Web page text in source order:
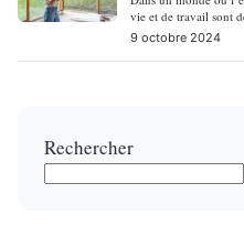
vie et de travail sont
9 octobre 2024
Rechercher